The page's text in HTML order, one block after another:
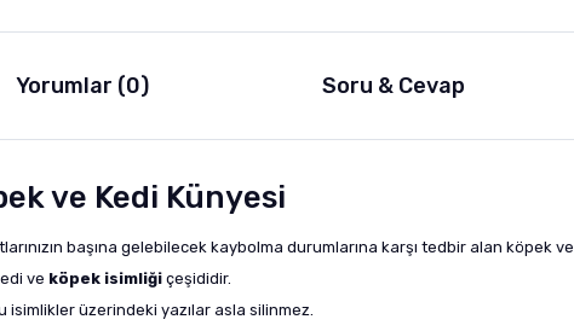
Yorumlar (0) Soru & Cevap
ve Kedi Künyesi
başına gelebilecek kaybolma durumlarına karşı tedbir alan köpek ve
ve köpek isimliği çeşididir.
üzerindeki yazılar asla silinmez.